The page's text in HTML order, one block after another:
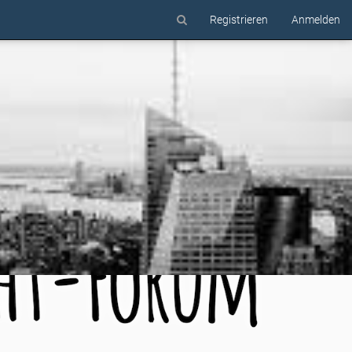
Registrieren Anmelden